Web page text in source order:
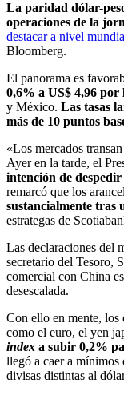
La paridad dólar-
operaciones de la
destacar a nivel
Bloomberg.
El panorama es
0,6% a US$ 4,96 por
y México. Las tasas
más de 10 puntos
«Los mercados
Ayer en la tarde, el
intención de
remarcó que los
sustancialmente tras
estrategas de
Las declaraciones del
secretario del Tesoro,
comercial con China
desescalada.
Con ello en mente, los
como el euro, el yen
index a subir 0,2%
llegó a caer a mínimos
divisas distintas al